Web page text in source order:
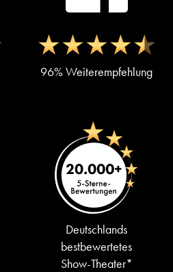
96% Weiterempfehlung
Deutschlands
bestbewertetes
Show-Theater*